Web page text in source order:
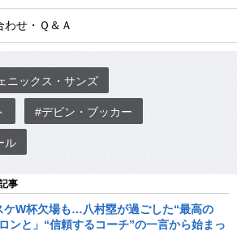
せ・Ｑ＆Ａ
ニックス・サンズ
#デビン・ブッカー
ル
事
ケW杯欠場も…八村塁が過ごした“最高の
ンと」“信頼するコーチ”の一言から始まっ